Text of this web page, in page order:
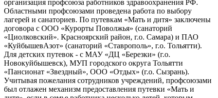
организация профсоюза работников здравоохранения РФ.
Областными профсоюзами проведена работа по выбору
лагерей и санаториев. По путевкам «Мать и дитя» заключены
договора с ООО «Курорты Поволжья» (санаторий
«Циолковский». Красноярский район, г.о. Самара) и ПАО
«КуйбышевАзот» (санаторий «Ставрополь», г.о. Тольятти).
Для детских путевок - с МАУ «ДЦ «Березки» (г.о.
Новокуйбышевск), МУП городского округа Тольятти
«Пансионат «Звездный», ООО «Отдых» (г.о. Сызрань).
Учитывая пожелания сотрудников учреждений, профсоюзами
был отлажен механизм предоставления путевки «Мать и